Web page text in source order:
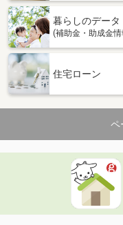
暮らしのデータ
(補助金・助成金情
住宅ローン
ペ